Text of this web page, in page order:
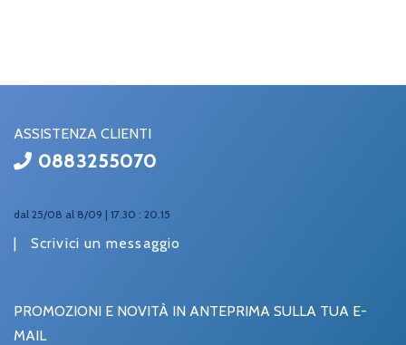
ASSISTENZA CLIENTI
0883255070
dal 25/08 al 8/09 | 17.30 : 20.15
| Scrivici un messaggio
PROMOZIONI E NOVITÀ IN ANTEPRIMA SULLA TUA E-
MAIL